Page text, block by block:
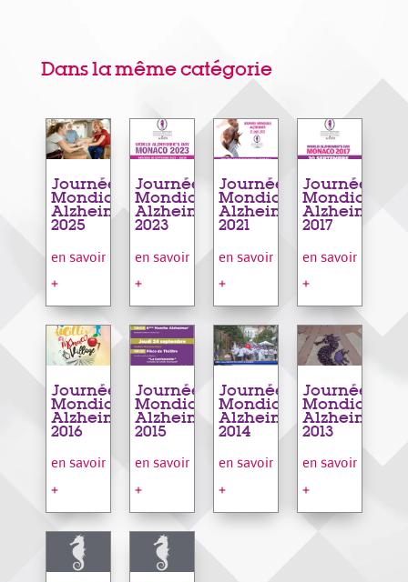
Dans la même catégorie
Journée
Mondiale
Alzheimer
2025
en savoir
+
Journée
Mondiale
Alzheimer
2023
en savoir
+
Journée
Mondiale
Alzheimer
2021
en savoir
+
Journée
Mondiale
Alzheimer
2017
en savoir
+
Journée
Mondiale
Alzheimer
2016
en savoir
+
Journée
Mondiale
Alzheimer
2015
en savoir
+
Journée
Mondiale
Alzheimer
2014
en savoir
+
Journée
Mondiale
Alzheimer
2013
en savoir
+